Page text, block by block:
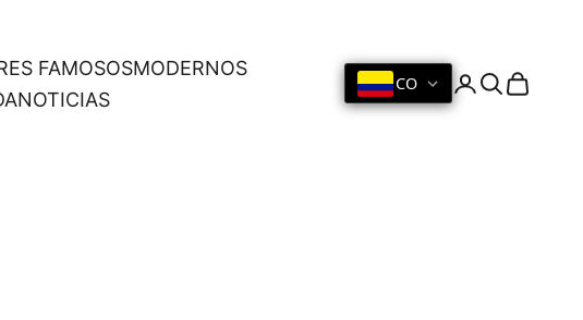
FAMOSOSMODERNOS
NOTICIAS
CO Iniciar sesión
Buscar
Cesta